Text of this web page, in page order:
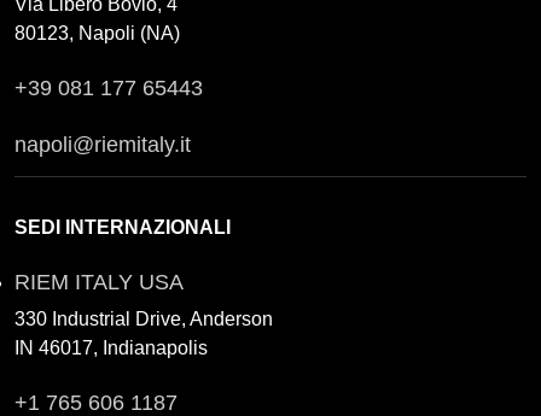
80123, Napoli (NA)
+39 081 177 65443
napoli@riemitaly.it
SEDI INTERNAZIONALI
RIEM ITALY USA
330 Industrial Drive, Anderson
IN 46017, Indianapolis
+1 765 606 1187